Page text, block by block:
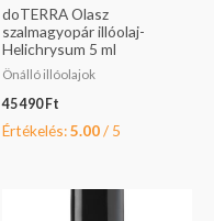
doTERRA Olasz
szalmagyopár illóolaj-
Helichrysum 5 ml
Önálló illóolajok
45 490 Ft
Értékelés:5.00/ 5